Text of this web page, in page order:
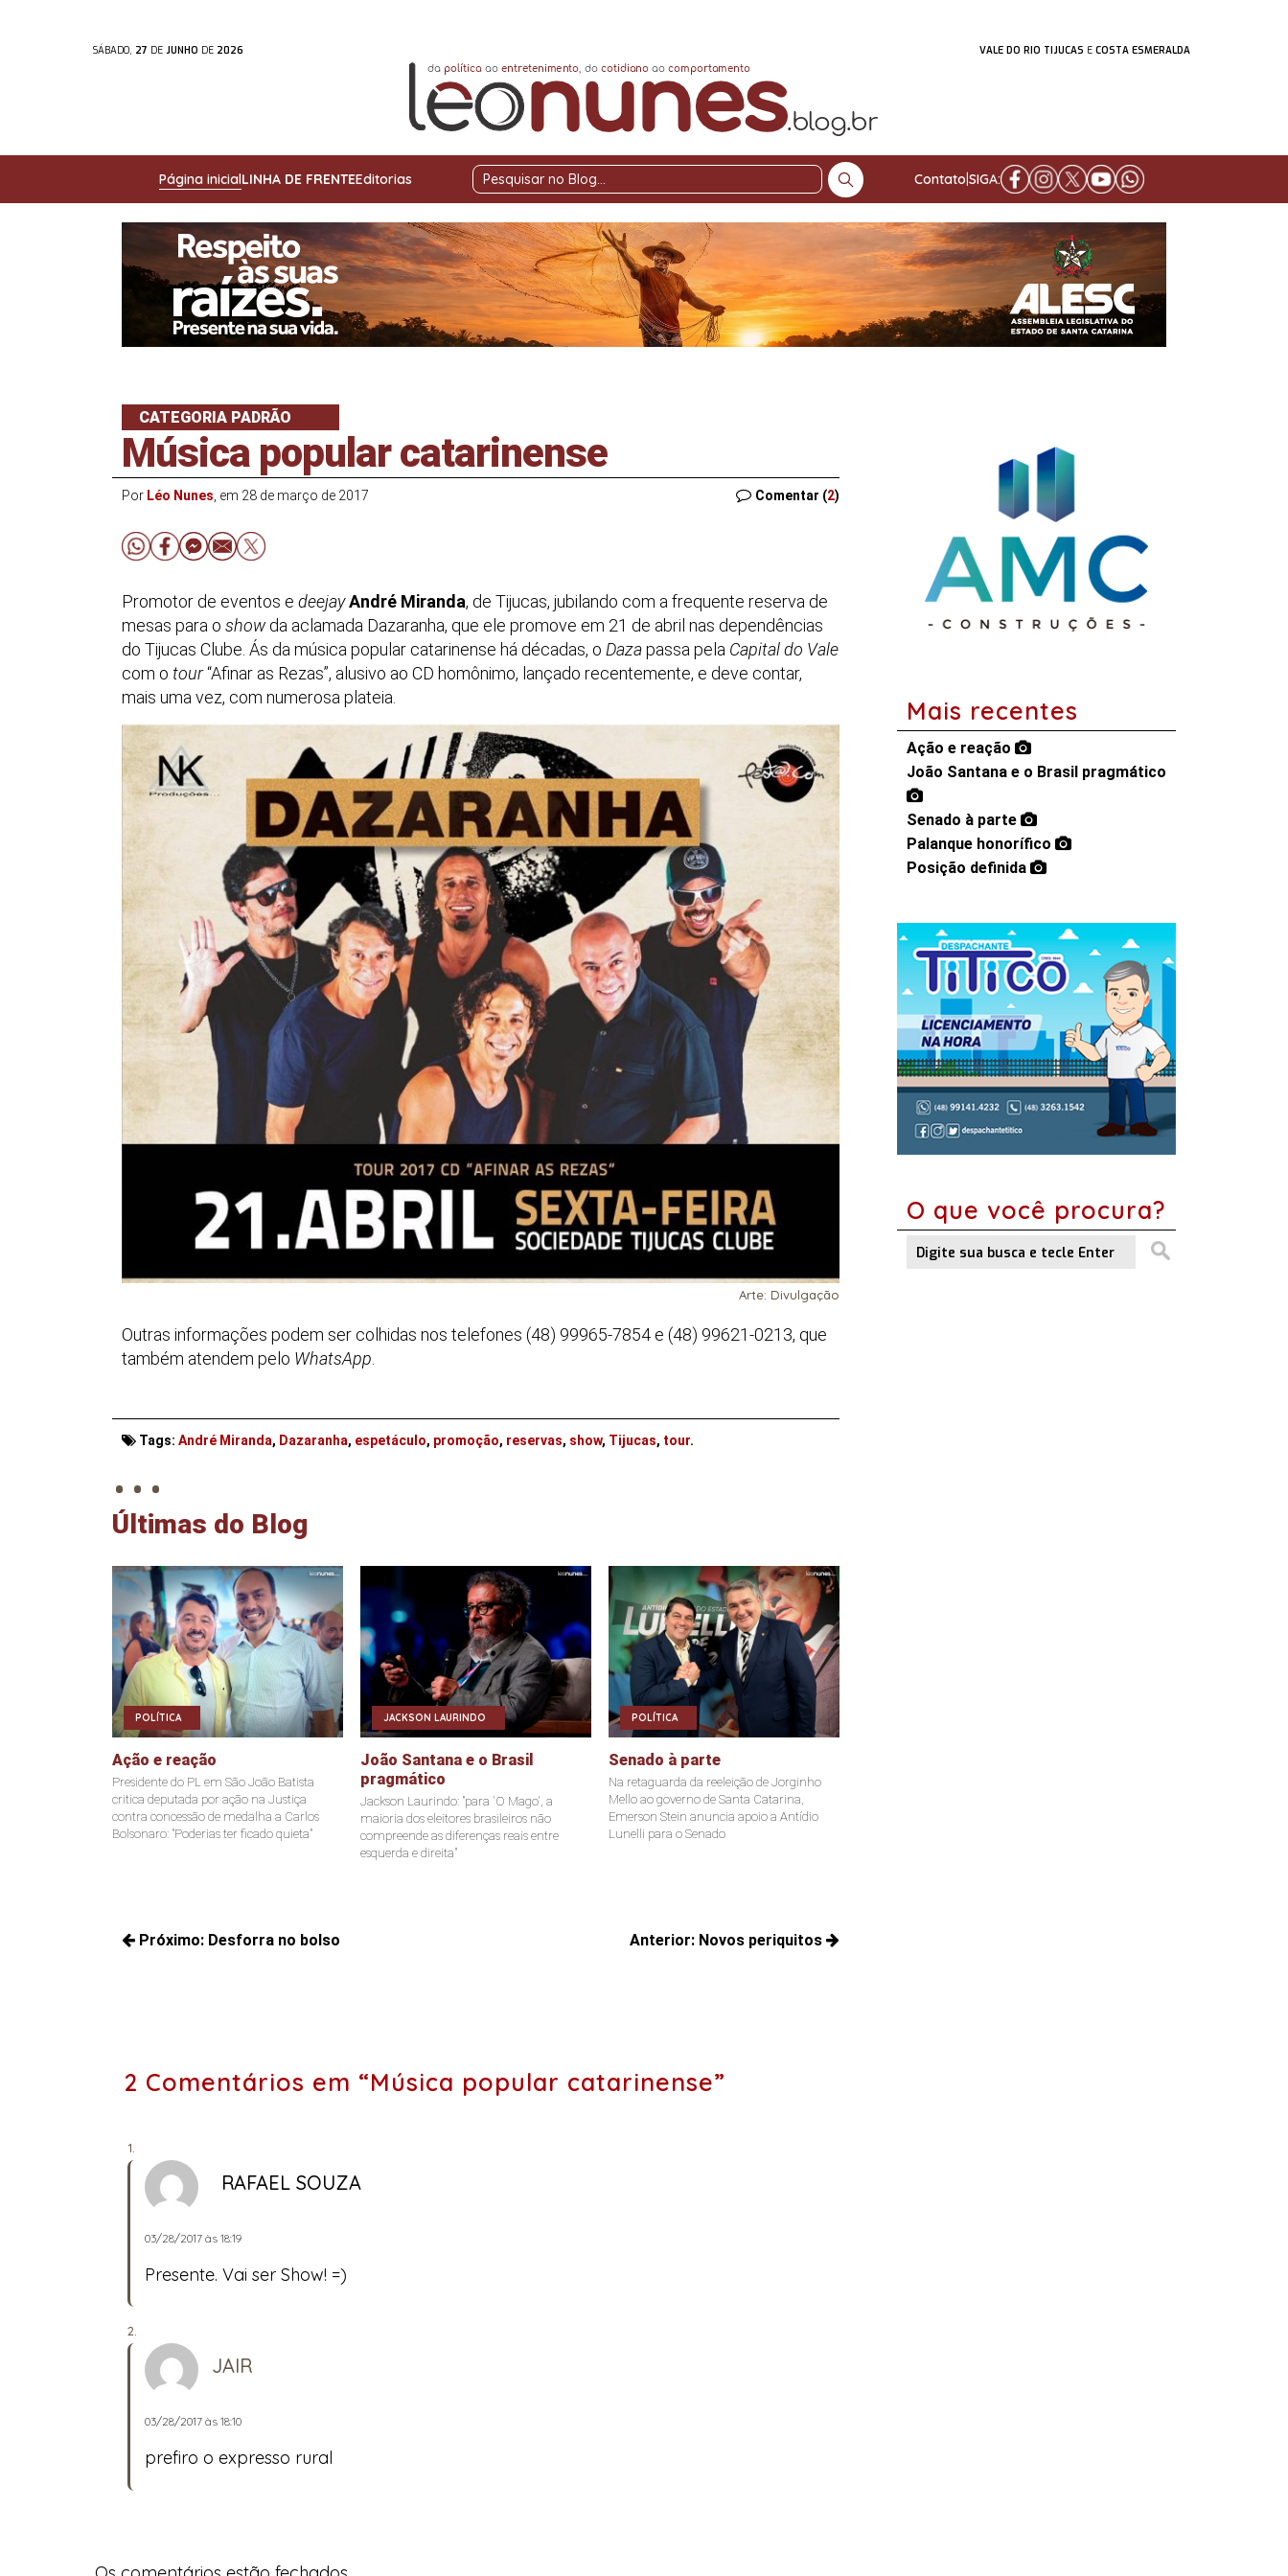
SÁBADO, 27 DE JUNHO DE 2026 VALE DO RIO TIJUCAS E COSTA ESMERALDA
Página inicialLINHA DE FRENTEEditorias
Pesquisar
Contato SIGA:
CATEGORIA PADRÃO
Música popular catarinense
Por Léo Nunes , em 28 de março de 2017 Comentar (2)
Promotor de eventos e deejayAndré Miranda, de Tijucas, jubilando com a frequente reserva de
mesas para o showda aclamada Dazaranha, que ele promove em 21 de abril nas dependências
do Tijucas Clube. Ás da música popular catarinense há décadas, o Dazapassa pela Capital do Vale
com o tour“Afinar as Rezas”, alusivo ao CD homônimo, lançado recentemente, e deve contar,
mais uma vez, com numerosa plateia.
Arte: Divulgação
Outras informações podem ser colhidas nos telefones (48) 99965-7854 e (48) 99621-0213, que
também atendem pelo WhatsApp
Tags: André Miranda, Dazaranha, espetáculo, promoção, reservas, show, Tijucas, tour.
. . .
Últimas do Blog
POLÍTICA
Ação e reação
Presidente do PL em São João Batista
critica deputada por ação na Justiça
contra concessão de medalha a Carlos
Bolsonaro: "Poderias ter ficado quieta"
JACKSON LAURINDO
João Santana e o Brasil
pragmático
Jackson Laurindo: "para 'O Mago', a
maioria dos eleitores brasileiros não
compreende as diferenças reais entre
esquerda e direita"
POLÍTICA
Senado à parte
Na retaguarda da reeleição de Jorginho
Mello ao governo de Santa Catarina,
Emerson Stein anuncia apoio a Antídio
Lunelli para o Senado
Navegação
Anterior: Novos periquitos
Próximo: Desforra no bolso
Mais recentes
Ação e reação
João Santana e o Brasil pragmático
Senado à parte
Palanque honorífico
Posição definida
O que você procura?
2 Comentários em “Música popular catarinense”
RAFAEL SOUZA
03/28/2017 às 18:19
Presente. Vai ser Show! =)
JAIR
03/28/2017 às 18:10
prefiro o expresso rural